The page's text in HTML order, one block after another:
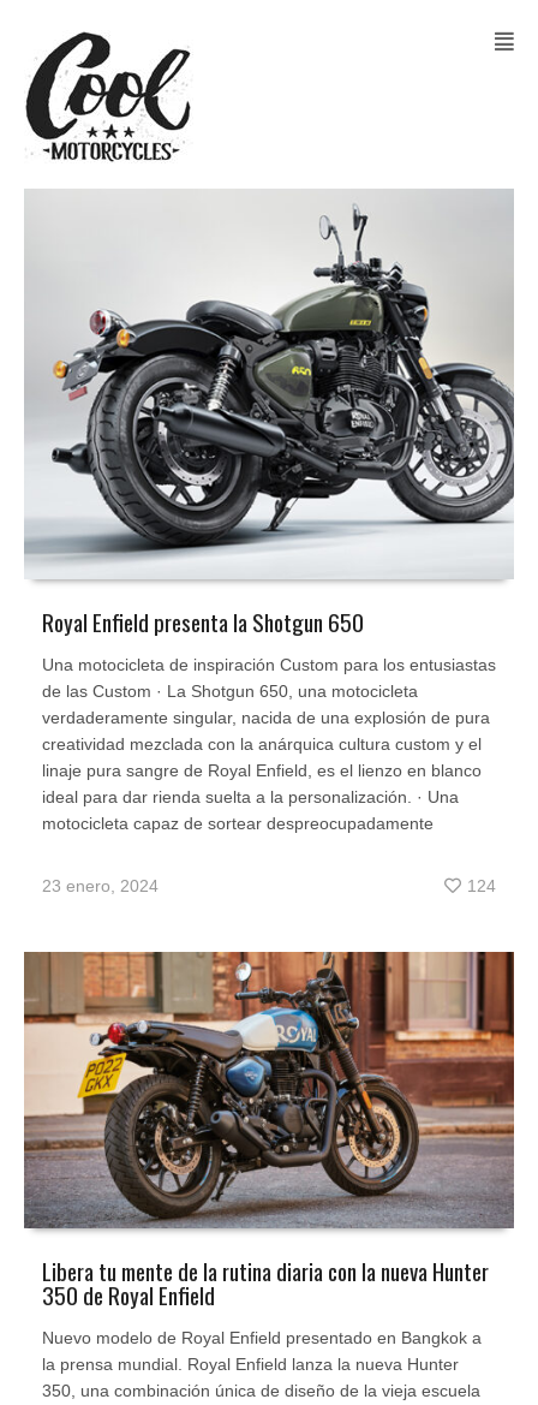
Royal Enfield presenta la Shotgun 650
Una motocicleta de inspiración Custom para los entusiastas
de las Custom · La Shotgun 650, una motocicleta
verdaderamente singular, nacida de una explosión de pura
creatividad mezclada con la anárquica cultura custom y el
linaje pura sangre de Royal Enfield, es el lienzo en blanco
ideal para dar rienda suelta a la personalización. · Una
motocicleta capaz de sortear despreocupadamente
23 enero, 2024 124
Libera tu mente de la rutina diaria con la nueva Hunter
350 de Royal Enfield
Nuevo modelo de Royal Enfield presentado en Bangkok a
la prensa mundial. Royal Enfield lanza la nueva Hunter
350, una combinación única de diseño de la vieja escuela